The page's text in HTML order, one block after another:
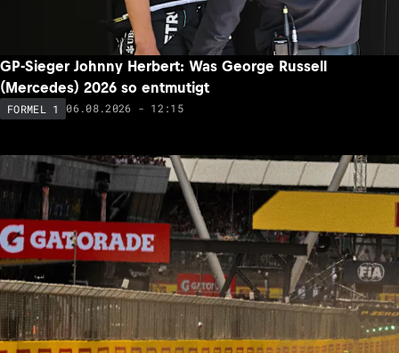
GP-Sieger Johnny Herbert: Was George Russell
(Mercedes) 2026 so entmutigt
FORMEL 1 06.08.2026 - 12:15